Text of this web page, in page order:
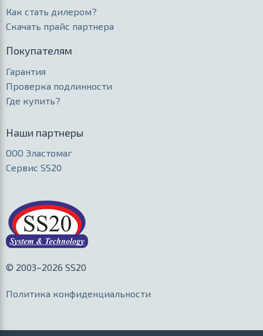
Как стать дилером?
Скачать прайс партнера
Покупателям
Гарантия
Проверка подлинности
Где купить?
Наши партнеры
ООО Эластомаг
Сервис SS20
© 2003–2026 SS20
Политика конфиденциальности